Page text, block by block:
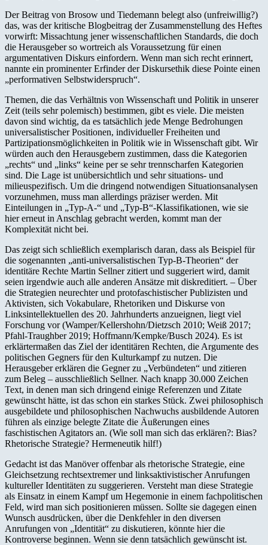
Der Beitrag von Brosow und Tiedemann belegt also (unfreiwillig?)
das, was der kritische Blogbeitrag der Zusammenstellung des Heftes
vorwirft: Missachtung jener wissenschaftlichen Standards, die doch
die Herausgeber so wortreich als Voraussetzung für einen
argumentativen Diskurs einfordern. Wenn man sich recht erinnert,
nannte ein prominenter Erfinder der Diskursethik diese Pointe einen
„performativen Selbstwiderspruch“.
Themen, die das Verhältnis von Wissenschaft und Politik in unserer
Zeit (teils sehr polemisch) bestimmen, gibt es viele. Die meisten
davon sind wichtig, da es tatsächlich jede Menge Bedrohungen
universalistischer Positionen, individueller Freiheiten und
Partizipationsmöglichkeiten in Politik wie in Wissenschaft gibt. Wir
würden auch den Herausgebern zustimmen, dass die Kategorien
„rechts“ und „links“ keine per se sehr trennscharfen Kategorien
sind. Die Lage ist unübersichtlich und sehr situations- und
milieuspezifisch. Um die dringend notwendigen Situationsanalysen
vorzunehmen, muss man allerdings präziser werden. Mit
Einteilungen in „Typ-A-“ und „Typ-B“-Klassifikationen, wie sie
hier erneut in Anschlag gebracht werden, kommt man der
Komplexität nicht bei.
Das zeigt sich schließlich exemplarisch daran, dass als Beispiel für
die sogenannten „anti-universalistischen Typ-B-Theorien“ der
identitäre Rechte Martin Sellner zitiert und suggeriert wird, damit
seien irgendwie auch alle anderen Ansätze mit diskreditiert. – Über
die Strategien neurechter und protofaschistischer Publizisten und
Aktivisten, sich Vokabulare, Rhetoriken und Diskurse von
Linksintellektuellen des 20. Jahrhunderts anzueignen, liegt viel
Forschung vor (Wamper/Kellershohn/Dietzsch 2010; Weiß 2017;
Pfahl-Traughber 2019; Hoffmann/Kempke/Busch 2024). Es ist
erklärtermaßen das Ziel der identitären Rechten, die Argumente des
politischen Gegners für den Kulturkampf zu nutzen. Die
Herausgeber erklären die Gegner zu „Verbündeten“ und zitieren
zum Beleg – ausschließlich Sellner. Nach knapp 30.000 Zeichen
Text, in denen man sich dringend einige Referenzen und Zitate
gewünscht hätte, ist das schon ein starkes Stück. Zwei philosophisch
ausgebildete und philosophischen Nachwuchs ausbildende Autoren
führen als einzige belegte Zitate die Äußerungen eines
faschistischen Agitators an. (Wie soll man sich das erklären?: Bias?
Rhetorische Strategie? Hermeneutik hilf!)
Gedacht ist das Manöver offenbar als rhetorische Strategie, eine
Gleichsetzung rechtsextremer und linksaktivistischer Anrufungen
kultureller Identitäten zu suggerieren. Versteht man diese Strategie
als Einsatz in einem Kampf um Hegemonie in einem fachpolitischen
Feld, wird man sich positionieren müssen. Sollte sie dagegen einen
Wunsch ausdrücken, über die Denkfehler in den diversen
Anrufungen von „Identität“ zu diskutieren, könnte hier die
Kontroverse beginnen. Wenn sie denn tatsächlich gewünscht ist.